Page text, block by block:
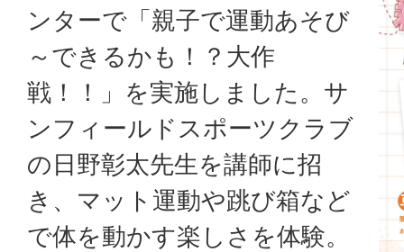
ンターで「親子で運動あそび
～できるかも！？大作
戦！！」を実施しました。サ
ンフィールドスポーツクラブ
の日野彰太先生を講師に招
き、マット運動や跳び箱など
で体を動かす楽しさを体験。